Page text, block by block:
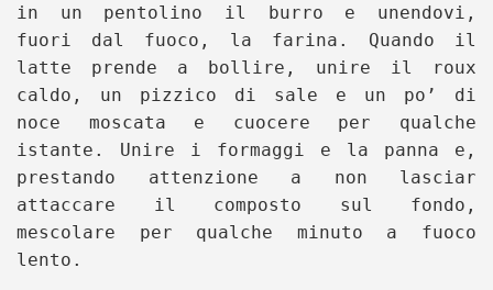
in un pentolino il burro e unendovi,
fuori dal fuoco, la farina. Quando il
latte prende a bollire, unire il roux
caldo, un pizzico di sale e un po’ di
noce moscata e cuocere per qualche
istante. Unire i formaggi e la panna e,
prestando attenzione a non lasciar
attaccare il composto sul fondo,
mescolare per qualche minuto a fuoco
lento.